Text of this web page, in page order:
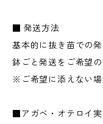
■ 発送方法
基本的に抜き苗での発
鉢ごと発送をご希望
※ご希望に添えない場
■アガベ・オテロイ実